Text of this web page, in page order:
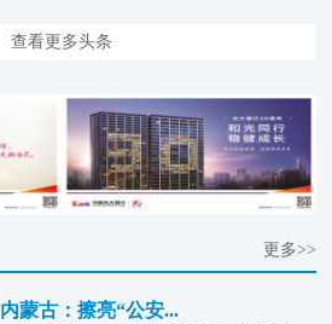
查看更多头条
更多>>
内蒙古：擦亮“公安...